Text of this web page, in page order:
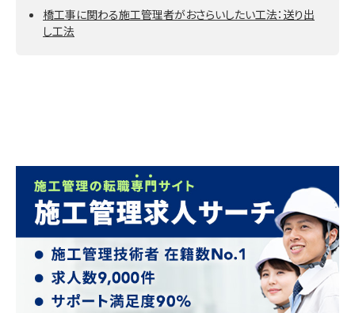
橋工事に関わる施工管理者がおさらいしたい工法：送り出
し工法